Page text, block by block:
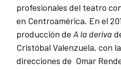
profesionales del teatro
en Centroamérica. En el
producción de A la deriva
Cristóbal Valenzuela, con
direcciones de Omar